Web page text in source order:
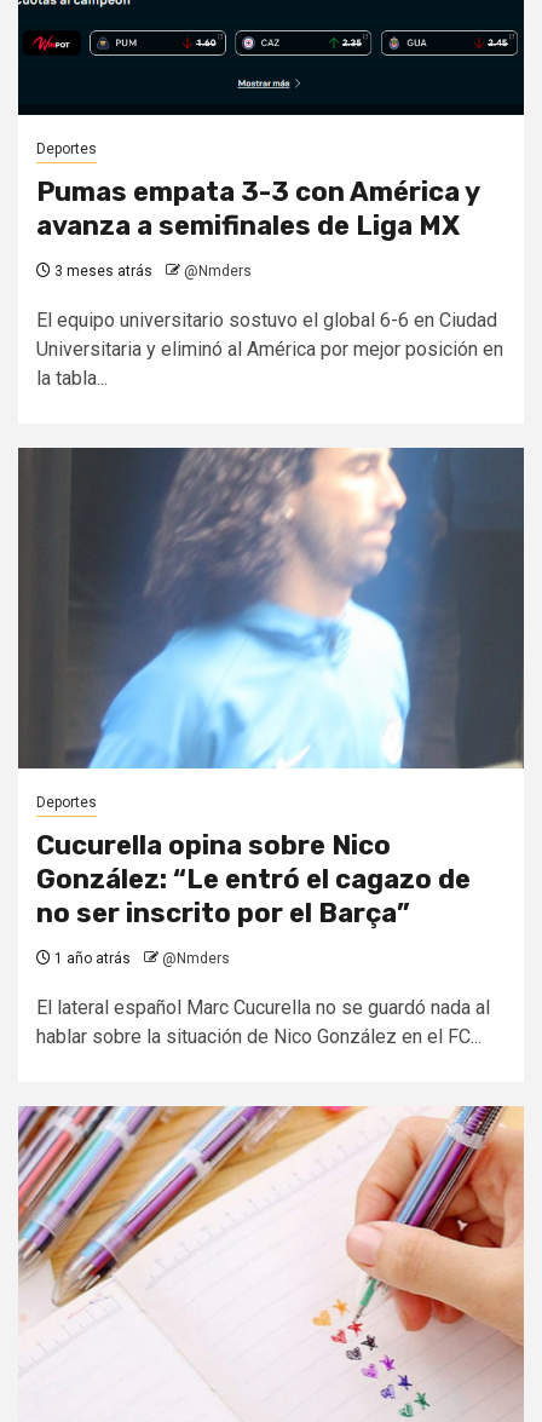
Deportes
Pumas empata 3-3 con América y
avanza a semifinales de Liga MX
3 meses atrás @Nmders
El equipo universitario sostuvo el global 6-6 en Ciudad
Universitaria y eliminó al América por mejor posición en
la tabla...
Deportes
Cucurella opina sobre Nico
González: “Le entró el cagazo de
no ser inscrito por el Barça”
1 año atrás @Nmders
El lateral español Marc Cucurella no se guardó nada al
hablar sobre la situación de Nico González en el FC...